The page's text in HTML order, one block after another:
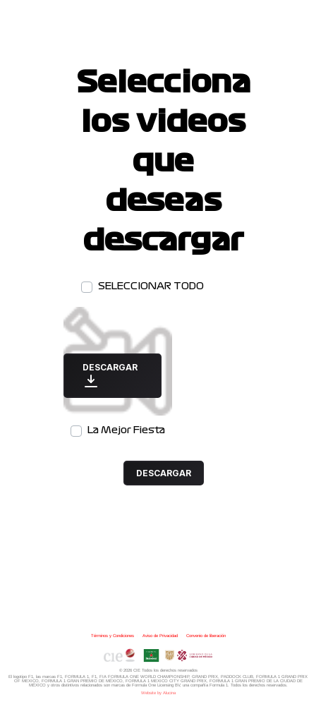
Selecciona
los videos
que
deseas
descargar
SELECCIONAR TODO
DESCARGAR
La Mejor Fiesta
DESCARGAR
Términos y Condiciones| Aviso de Privacidad| Convenio de liberación
© 2026 CIE Todos los derechos reservados
El logotipo F1, las marcas F1, FORMULA 1, F1, FIA FORMULA ONE WORLD CHAMPIONSHIP, GRAND PRIX, PADDOCK CLUB,
FORMULA 1 GRAND PRIX
OF MEXICO, FORMULA 1 GRAN PREMIO DE MÉXICO, FORMULA 1 MEXICO CITY GRAND PRIX, FORMULA 1 GRAN PREMIO DE LA CIUDAD DE
MÉXICO y otros distintivosrelacionados son marcas de Formula One Licensing BV, una compañía Formula 1. Todos los derechos reservados.
Website by Alucina